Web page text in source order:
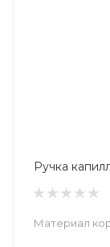
Ручка
Материал